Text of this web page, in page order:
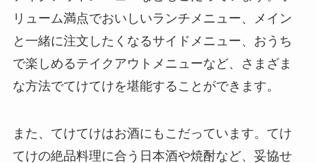
リューム満点でおいしいランチメニュー、メイン
と一緒に注文したくなるサイドメニュー、おうち
で楽しめるテイクアウトメニューなど、さまざま
な方法でてけてけを堪能することができます。
また、てけてけはお酒にもこだっています。てけ
てけの絶品料理に合う日本酒や焼酎など、妥協せ